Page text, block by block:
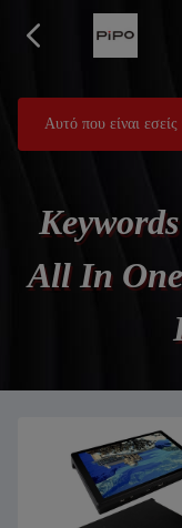
All In